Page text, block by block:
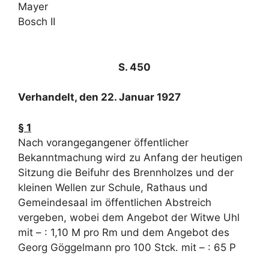
Mayer
Bosch II
S. 450
Verhandelt, den 22. Januar 1927
§ 1
Nach vorangegangener öffentlicher
Bekanntmachung wird zu Anfang der heutigen
Sitzung die Beifuhr des Brennholzes und der
kleinen Wellen zur Schule, Rathaus und
Gemeindesaal im öffentlichen Abstreich
vergeben, wobei dem Angebot der Witwe Uhl
mit – : 1,10 M pro Rm und dem Angebot des
Georg Göggelmann pro 100 Stck. mit – : 65 P